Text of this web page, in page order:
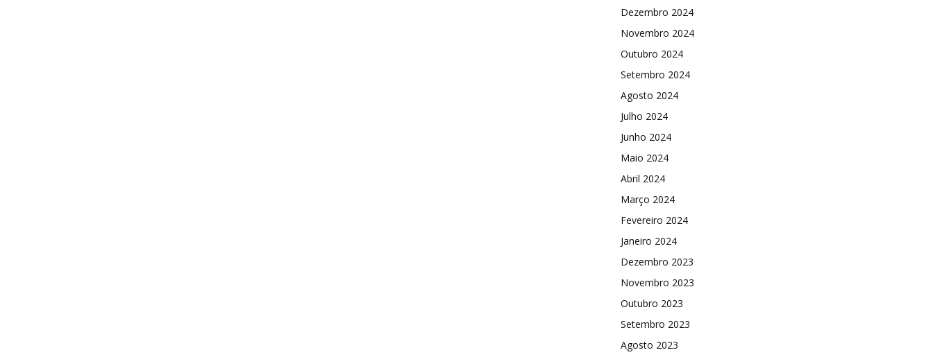
Dezembro 2024
Novembro 2024
Outubro 2024
Setembro 2024
Agosto 2024
Julho 2024
Junho 2024
Maio 2024
Abril 2024
Março 2024
Fevereiro 2024
Janeiro 2024
Dezembro 2023
Novembro 2023
Outubro 2023
Setembro 2023
Agosto 2023